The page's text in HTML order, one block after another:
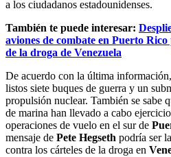
a los ciudadanos estadounidenses.
También te puede interesar:
aviones de combate en Puerto
de la droga de Venezuela
De acuerdo con la última
listos siete buques de guerra y un
propulsión nuclear. También se sabe
de marina han llevado a cabo
operaciones de vuelo en el sur de
mensaje de Pete Hegseth podría ser
contra los cárteles de la droga en